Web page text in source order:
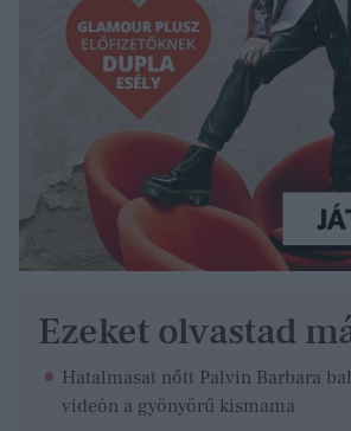
Ezeket olvastad
Hatalmasat nőtt Palvin Barbara
videón a gyönyörű kismama